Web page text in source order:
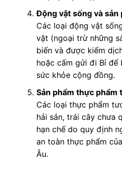
Động vật sống và sản
Các loại động vật
vật (ngoại trừ những
biến và được kiểm
hoặc cấm gửi đi Bỉ để
sức khỏe cộng đồng.
Sản phẩm thực phẩm
Các loại thực phẩm
hải sản, trái cây chưa
hạn chế do quy định
an toàn thực phẩm
Âu.